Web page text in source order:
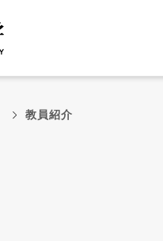
教員紹介